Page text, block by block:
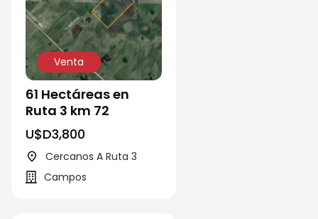
Venta
61 Hectáreas en
Ruta 3 km 72
U$D3,800
Cercanos A Ruta 3
Campos